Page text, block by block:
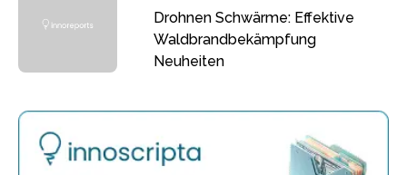
Drohnen Schwärme: Effektive
Waldbrandbekämpfung
Neuheiten